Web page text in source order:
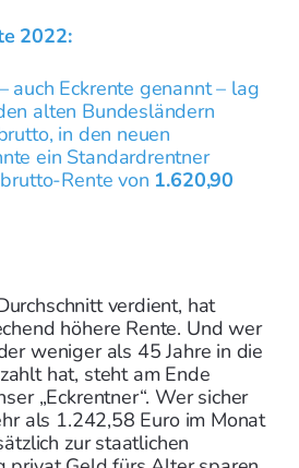
2022:
auch Eckrente genannt – lag
alten Bundesländern
in den neuen
ein Standardrentner
Rente von 1.620,90
verdient, hat
höhere Rente. Und wer
weniger als 45 Jahre in die
hat, steht am Ende
„Eckrentner“. Wer sicher
als 1.242,58 Euro im Monat
zur staatlichen